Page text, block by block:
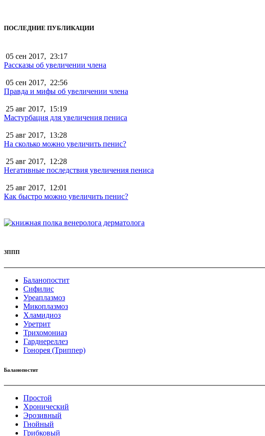
ПОСЛЕДНИЕ ПУБЛИКАЦИИ
05 сен 2017, 23:17
Рассказы об увеличении члена
05 сен 2017, 22:56
Правда и мифы об увеличении члена
25 авг 2017, 15:19
Мастурбация для увеличения пениса
25 авг 2017, 13:28
На сколько можно увеличить пенис?
25 авг 2017, 12:28
Негативные последствия увеличения пениса
25 авг 2017, 12:01
Как быстро можно увеличить пенис?
ЗППП
Баланопостит
Сифилис
Уреаплазмоз
Микоплазмоз
Хламидиоз
Уретрит
Трихомониаз
Гарднереллез
Гонорея (Триппер)
Баланопостит
Простой
Хронический
Эрозивный
Гнойный
Грибковый